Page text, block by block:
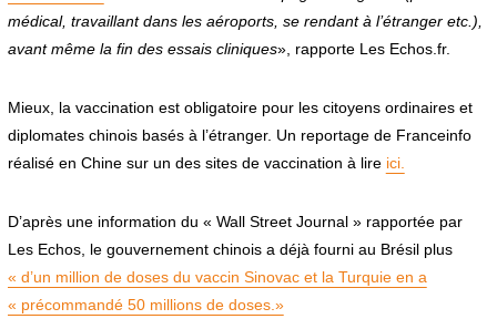
médical, travaillant dans les aéroports, se rendant à l’étranger etc.),
avant même la fin des essais cliniques», rapporte Les Echos.fr.
Mieux, la vaccination est obligatoire pour les citoyens ordinaires et
diplomates chinois basés à l’étranger. Un reportage de Franceinfo
réalisé en Chine sur un des sites de vaccination à lire ici.
D’après une information du « Wall Street Journal » rapportée par
Les Echos, le gouvernement chinois a déjà fourni au Brésil plus
« d’un million de doses du vaccin Sinovac et la Turquie en a
« précommandé 50 millions de doses.»